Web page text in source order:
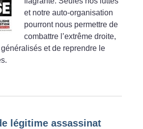
et notre auto-organisation
pourront nous permettre de
combattre l’extrême droite,
et de reprendre le
légitime assassinat